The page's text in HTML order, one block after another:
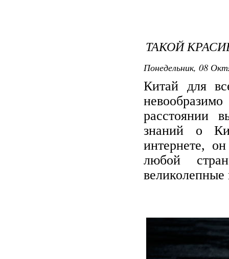
ТАКОЙ
Понедельник, 08
Китай для
расстоянии
знаний о
интернете,
любой